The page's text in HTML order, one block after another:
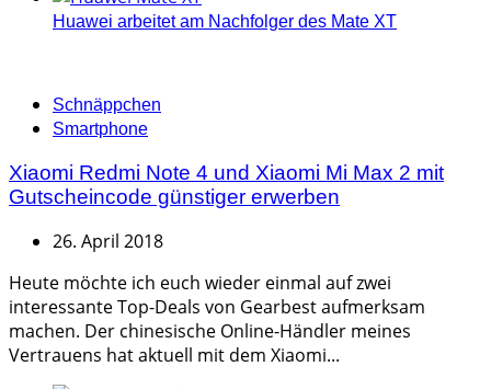
Huawei arbeitet am Nachfolger des Mate XT
Categories
Schnäppchen
Smartphone
Xiaomi Redmi Note 4 und Xiaomi Mi Max 2 mit
Gutscheincode günstiger erwerben
26. April 2018
Heute möchte ich euch wieder einmal auf zwei
interessante Top-Deals von Gearbest aufmerksam
machen. Der chinesische Online-Händler meines
Vertrauens hat aktuell mit dem Xiaomi...